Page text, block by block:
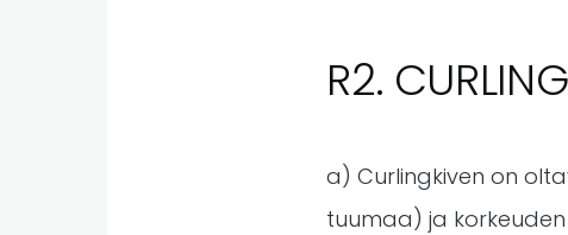
R2.
a) Curlingkiven on
tuumaa) ja